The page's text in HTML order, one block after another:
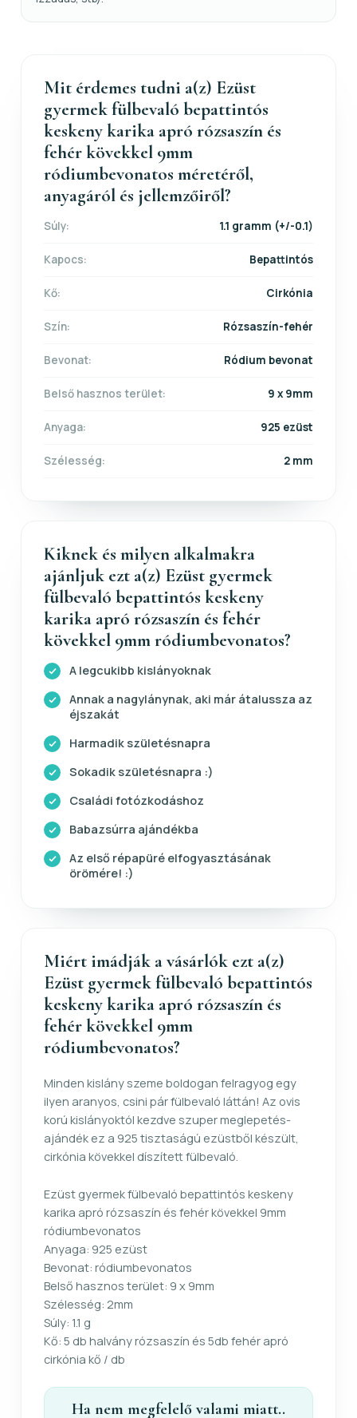
Mit érdemes tudni a(z) Ezüst
gyermek fülbevaló bepattintós
keskeny karika apró rózsaszín és
fehér kövekkel 9mm
ródiumbevonatos méretéről,
anyagáról és jellemzőiről?
Súly: 1.1 gramm (+/-0.1)
Kapocs: Bepattintós
Kő: Cirkónia
Szín: Rózsaszín-fehér
Bevonat: Ródium bevonat
Belső hasznos terület: 9 x 9mm
Anyaga: 925 ezüst
Szélesség: 2 mm
Kiknek és milyen alkalmakra
ajánljuk ezt a(z) Ezüst gyermek
fülbevaló bepattintós keskeny
karika apró rózsaszín és fehér
kövekkel 9mm ródiumbevonatos?
A legcukibb kislányoknak
Annak a nagylánynak, aki már átalussza az
éjszakát
Harmadik születésnapra
Sokadik születésnapra :)
Családi fotózkodáshoz
Babazsúrra ajándékba
Az első répapüré elfogyasztásának
örömére! :)
Miért imádják a vásárlók ezt a(z)
Ezüst gyermek fülbevaló bepattintós
keskeny karika apró rózsaszín és
fehér kövekkel 9mm
ródiumbevonatos?
Minden kislány szeme boldogan felragyog egy
ilyen aranyos, csini pár fülbevaló láttán! Az ovis
korú kislányoktól kezdve szuper meglepetés-
ajándék ez a 925 tisztaságú ezüstből készült,
cirkónia kövekkel díszített fülbevaló.
Ezüst gyermek fülbevaló bepattintós keskeny
karika apró rózsaszín és fehér kövekkel 9mm
ródiumbevonatos
Anyaga: 925 ezüst
Bevonat: ródiumbevonatos
Belső hasznos terület: 9 x 9mm
Szélesség: 2mm
Súly: 1.1 g
Kő: 5 db halvány rózsaszín és 5db fehér apró
cirkónia kő / db
Ha nem megfelelő valami miatt..